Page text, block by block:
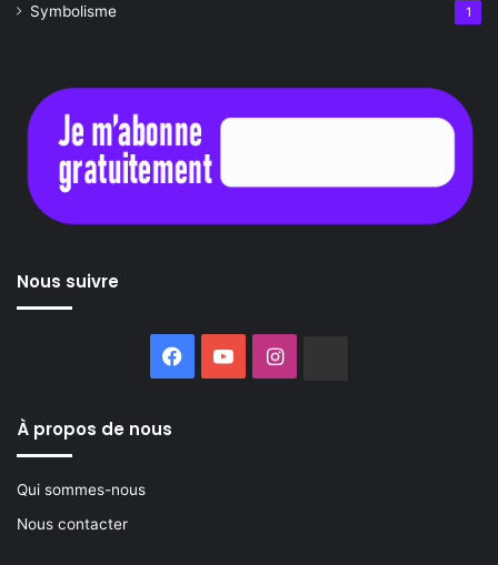
Symbolisme 1
Nous suivre
Facebook
YouTubeInstagram
À propos de nous
Qui sommes-nous
Nous contacter